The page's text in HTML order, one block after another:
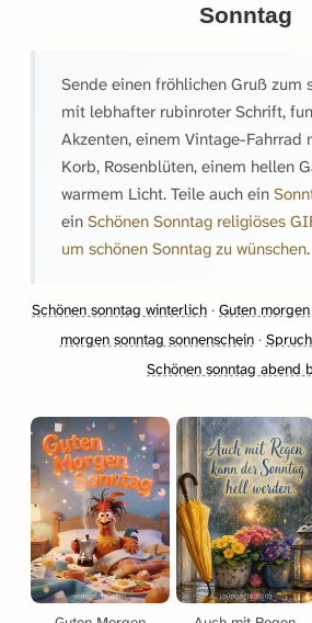
Sonntag
Sende einen fröhlichen Gruß zum
mit lebhafter rubinroter Schrift,
Akzenten, einem Vintage-Fahrrad
Korb, Rosenblüten, einem hellen
warmem Licht. Teile auch ein
ein Schönen Sonntag religiöses
um schönen Sonntag zu wünschen.
Schönen sonntag winterlich · Guten
morgen sonntag sonnenschein·
Schönen sonntag abend